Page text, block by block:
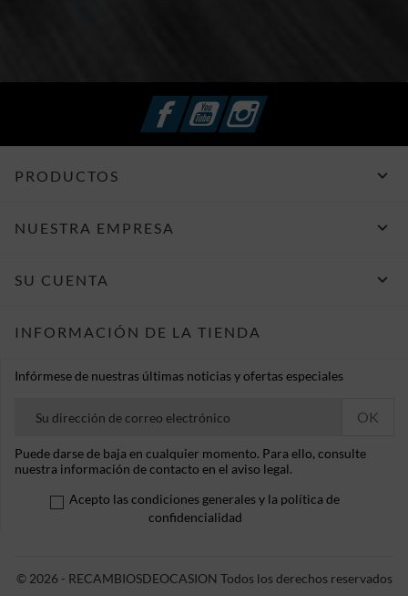
FacebookYouTubeInstagram
PRODUCTOS 
NUESTRA EMPRESA 
SU CUENTA 
INFORMACIÓN DE LA TIENDA
Infórmese de nuestras últimas noticias y ofertas especiales
Puede darse de baja en cualquier momento. Para ello, consulte
nuestra información de contacto en el aviso legal.
Acepto las condiciones generales y la política de
confidencialidad
© 2026 - RECAMBIOSDEOCASION Todos los derechos reservados